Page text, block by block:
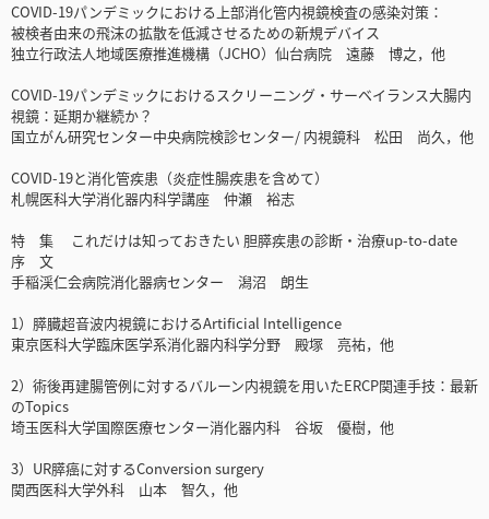
COVID-19パンデミックにおける上部消化管内視鏡検査の感染対策：
被検者由来の飛沫の拡散を低減させるための新規デバイス
独立行政法人地域医療推進機構（JCHO）仙台病院 遠藤 博之，他
COVID-19パンデミックにおけるスクリーニング・サーベイランス大腸内
視鏡：延期か継続か？
国立がん研究センター中央病院検診センター/ 内視鏡科 松田 尚久，他
COVID-19と消化管疾患（炎症性腸疾患を含めて）
札幌医科大学消化器内科学講座 仲瀬 裕志
特 集 これだけは知っておきたい 胆膵疾患の診断・治療up-to-date
序 文
手稲渓仁会病院消化器病センター 潟沼 朗生
1）膵臓超音波内視鏡におけるArtificial Intelligence
東京医科大学臨床医学系消化器内科学分野 殿塚 亮祐，他
2）術後再建腸管例に対するバルーン内視鏡を用いたERCP関連手技：最新
のTopics
埼玉医科大学国際医療センター消化器内科 谷坂 優樹，他
3）UR膵癌に対するConversion surgery
関西医科大学外科 山本 智久，他